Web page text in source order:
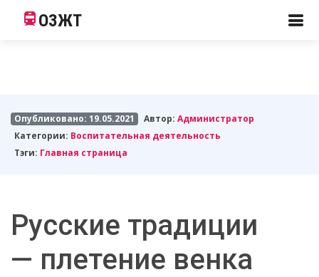
ОЗЖТ
Опубликовано: 19.05.2021 Автор:Администратор
Категории: Воспитательная деятельность
Тэги: Главная страница
Русские традиции
— плетение венка